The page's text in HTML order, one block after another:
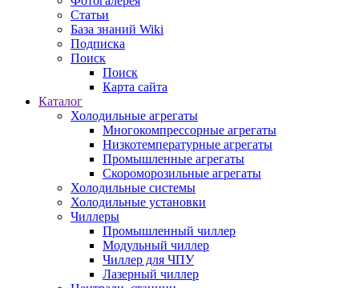
Статьи
База знаний Wiki
Подписка
Поиск
Поиск
Карта сайта
Каталог
Холодильные агрегаты
Многокомпрессорные агрегаты
Низкотемпературные агрегаты
Промышленные агрегаты
Скороморозильные агрегаты
Холодильные системы
Холодильные установки
Чиллеры
Промышленный чиллер
Модульный чиллер
Чиллер для ЧПУ
Лазерный чиллер